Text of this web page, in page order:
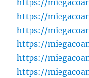
https://
https://
https://
https://
https://
https://